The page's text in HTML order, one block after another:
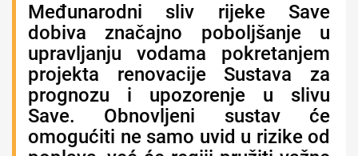
Međunarodni sliv rijeke Save
dobiva značajno poboljšanje u
upravljanju vodama pokretanjem
projekta renovacije Sustava za
prognozu i upozorenje u slivu
Save. Obnovljeni sustav će
omogućiti ne samo uvid u rizike od